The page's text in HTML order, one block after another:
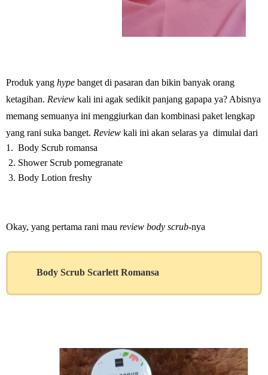
Produk yang hype banget di pasaran dan bikin banyak orang
ketagihan. Review kali ini agak sedikit panjang gapapa ya? Abisnya
memang semuanya ini menggiurkan dan kombinasi paket lengkap
yang rani suka banget. Review kali ini akan selaras ya dimulai dari
1. Body Scrub romansa
2. Shower Scrub pomegranate
3. Body Lotion freshy
Okay, yang pertama rani mau review body scrub-nya
Body Scrub Scarlett Romansa